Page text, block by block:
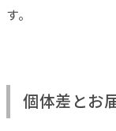
す。
個体差とお